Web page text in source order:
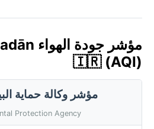
🇮🇷 (AQI)
مؤشر وكالة حماية
Protection Agency